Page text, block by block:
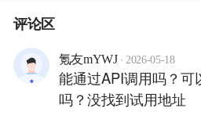
评论区
氪友mYWJ · 2026-05-18
能通过API调用吗？可
吗？没找到试用地址